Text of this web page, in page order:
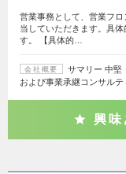
営業事務として、営業フ
当していただきます。具
す。 【具体的…
会社概要
サマリー 中堅
および事業承継コンサル
興味